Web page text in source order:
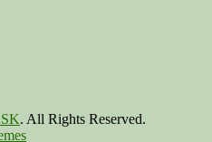
. All Rights Reserved.